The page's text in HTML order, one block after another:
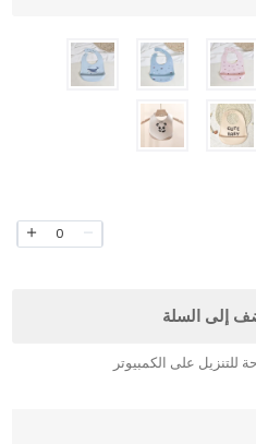
0
إلى السلة
للتنزيل على الكمبيوتر